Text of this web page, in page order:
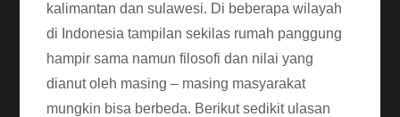
kalimantan dan sulawesi. Di beberapa wilayah
di Indonesia tampilan sekilas rumah panggung
hampir sama namun filosofi dan nilai yang
dianut oleh masing – masing masyarakat
mungkin bisa berbeda. Berikut sedikit ulasan